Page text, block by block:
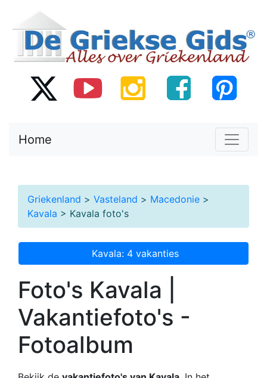
Home
Griekenland > Vasteland > Macedonie >
Kavala > Kavala foto's
Kavala: 4 vakanties
Foto's Kavala |
Vakantiefoto's -
Fotoalbum